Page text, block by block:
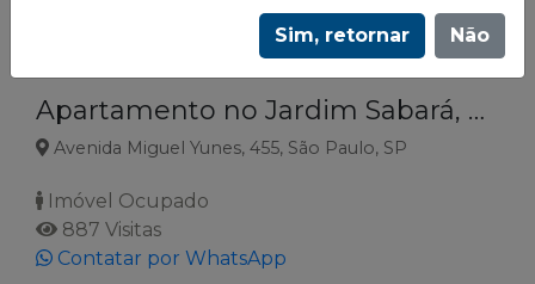
Leilão de imóveis do Banco Itaú | 3655
Apartamento no Jardim Sabará, São Paulo SP
Avenida Miguel Yunes, 455, São Paulo, SP
Imóvel Ocupado
887 Visitas
Contatar por WhatsApp
Sim, retornar Não